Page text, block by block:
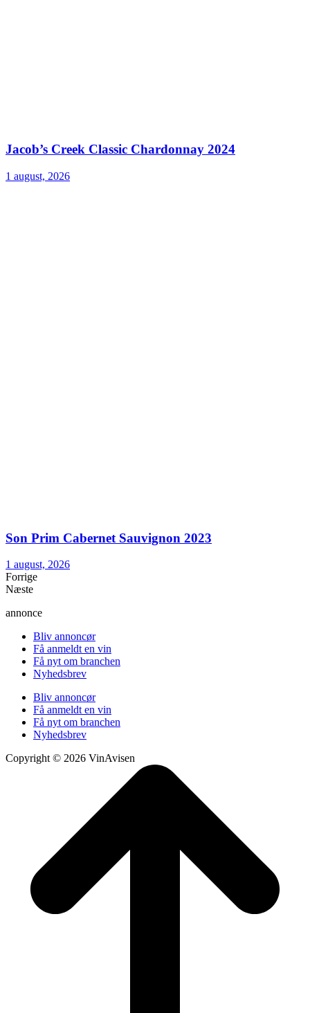
Jacob’s Creek Classic Chardonnay 2024
1 august, 2026
Son Prim Cabernet Sauvignon 2023
1 august, 2026
Forrige
Næste
annonce
Bliv annoncør
Få anmeldt en vin
Få nyt om branchen
Nyhedsbrev
Bliv annoncør
Få anmeldt en vin
Få nyt om branchen
Nyhedsbrev
Copyright © 2026 VinAvisen